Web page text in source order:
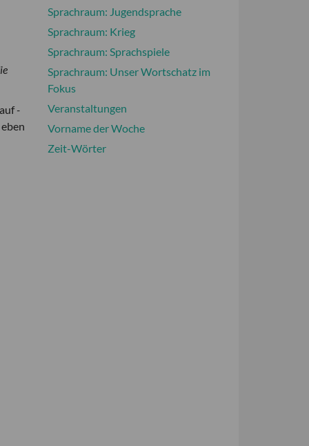
-
Sprachraum: Jugendsprache
Sprachraum: Krieg
Sprachraum: Sprachspiele
Sprachraum: Unser Wortschatz im
Fokus
Veranstaltungen
Vorname der Woche
Zeit-Wörter